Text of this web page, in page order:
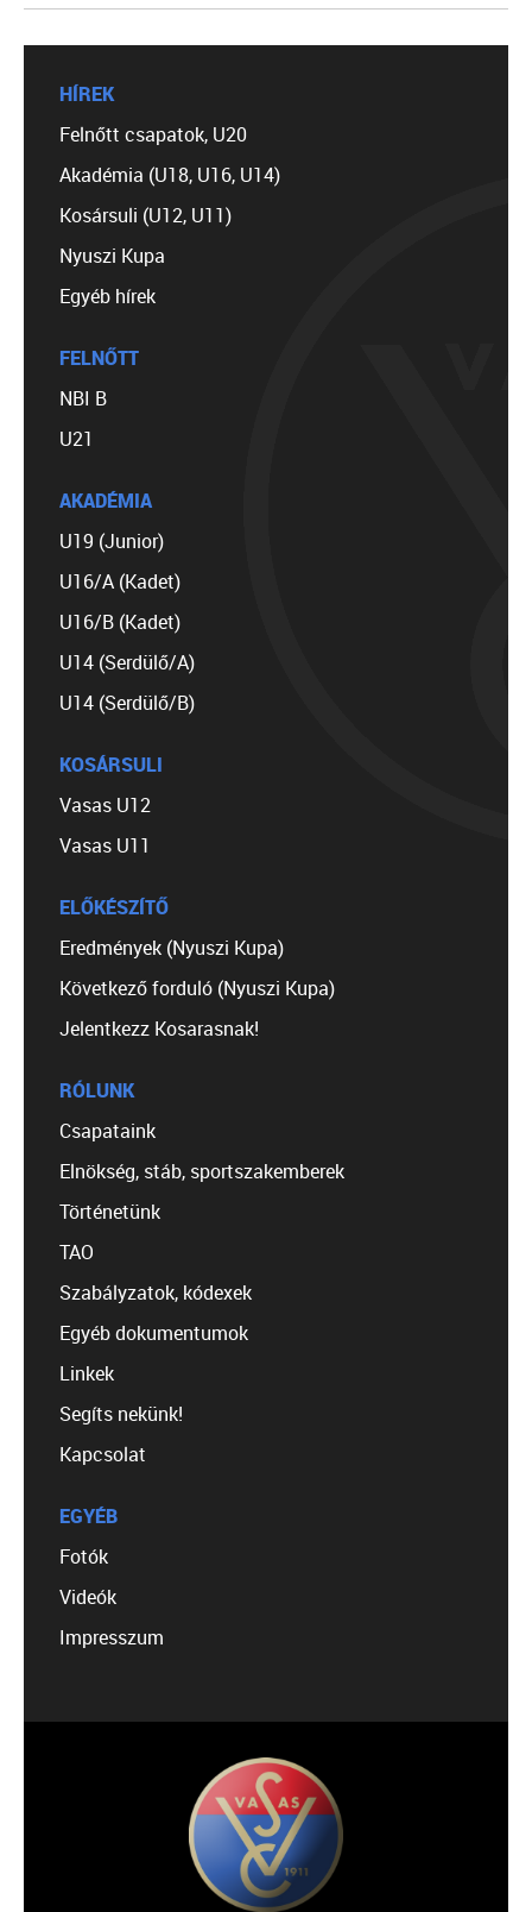
HÍREK
Felnőtt csapatok, U20
Akadémia (U18, U16, U14)
Kosársuli (U12, U11)
Nyuszi Kupa
Egyéb hírek
FELNŐTT
NBI B
U21
AKADÉMIA
U19 (Junior)
U16/A (Kadet)
U16/B (Kadet)
U14 (Serdülő/A)
U14 (Serdülő/B)
KOSÁRSULI
Vasas U12
Vasas U11
ELŐKÉSZÍTŐ
Eredmények (Nyuszi Kupa)
Következő forduló (Nyuszi Kupa)
Jelentkezz Kosarasnak!
RÓLUNK
Csapataink
Elnökség, stáb, sportszakemberek
Történetünk
TAO
Szabályzatok, kódexek
Egyéb dokumentumok
Linkek
Segíts nekünk!
Kapcsolat
EGYÉB
Fotók
Videók
Impresszum